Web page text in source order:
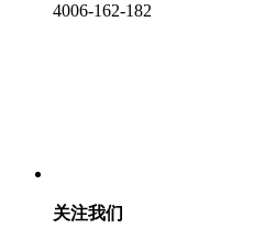
4006-162-182
关注我们